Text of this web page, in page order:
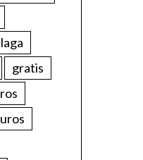
gratis